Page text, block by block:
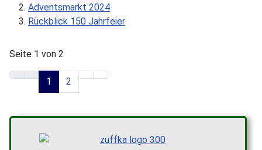
Adventsmarkt 2024
Rückblick 150 Jahrfeier
Seite 1 von 2
1 2